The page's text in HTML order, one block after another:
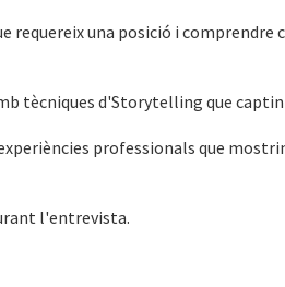
requereix una posició i comprendre
tècniques d'Storytelling que
professionals que
l'entrevista.